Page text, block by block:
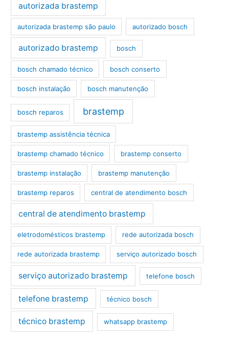
autorizada brastemp
autorizada brastemp são paulo autorizado bosch
autorizado brastemp bosch
bosch chamado técnico bosch conserto
bosch instalação bosch manutenção
bosch reparos brastemp
brastemp assistência técnica
brastemp chamado técnico brastemp conserto
brastemp instalação brastemp manutenção
brastemp reparos central de atendimento bosch
central de atendimento brastemp
eletrodomésticos brastemp rede autorizada bosch
rede autorizada brastemp serviço autorizado bosch
serviço autorizado brastemp telefone bosch
telefone brastemp técnico bosch
técnico brastemp whatsapp brastemp